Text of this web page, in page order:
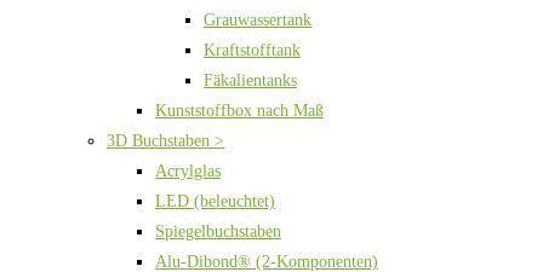
Grauwassertank
Kraftstofftank
Fäkalientanks
Kunststoffbox nach Maß
3D Buchstaben >
Acrylglas
LED (beleuchtet)
Spiegelbuchstaben
Alu-Dibond® (2-Komponenten)